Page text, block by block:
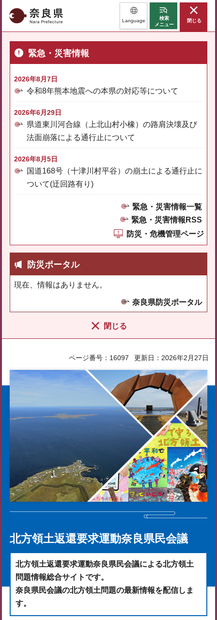
奈良県 Language
検索
メニュー
閉じる
緊急・災害情報
2026年8月7日
令和8年熊本地震への本県の対応等について
2026年6月29日
県道東川河合線（上北山村小橡）の路肩決壊及び
法面崩落による通行止について
2026年8月5日
国道168号（十津川村平谷）の崩土による通行止に
ついて(迂回路有り)
緊急・災害情報一覧
緊急・災害情報RSS
防災・危機管理ページ
防災ポータル
現在、情報はありません。
奈良県防災ポータル
閉じる
ページ番号：16097 更新日：2026年2月27日
北方領土返還要求運動奈良県民会議
北方領土返還要求運動奈良県民会議による北方領土
問題情報総合サイトです。
奈良県民会議の北方領土問題の最新情報を配信しま
す。